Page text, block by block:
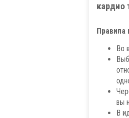
кардио
Правила
Во
вы
В